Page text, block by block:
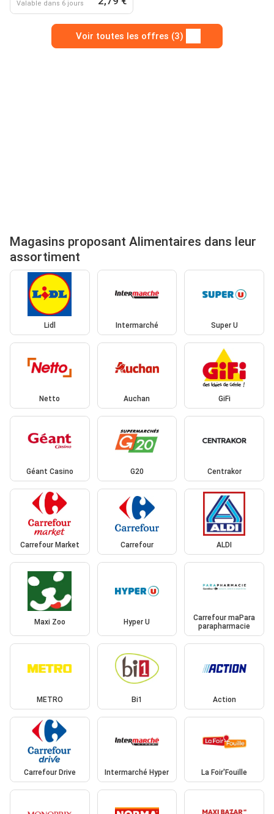
Valable dans 6 jours
Voir toutes les offres (3)
Magasins proposant Alimentaires dans leur
assortiment
Lidl Intermarché Super U
Netto Auchan GiFi
Géant Casino G20 Centrakor
Carrefour Market Carrefour ALDI
Maxi Zoo Hyper U
Carrefour maPara
parapharmacie
METRO Bi1 Action
Carrefour Drive Intermarché Hyper La Foir'Fouille